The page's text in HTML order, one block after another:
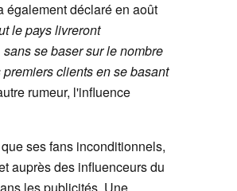
également déclaré en août
le pays livreront
se baser sur le nombre
clients en se basant
rumeur, l'influence
ses fans inconditionnels,
auprès des influenceurs du